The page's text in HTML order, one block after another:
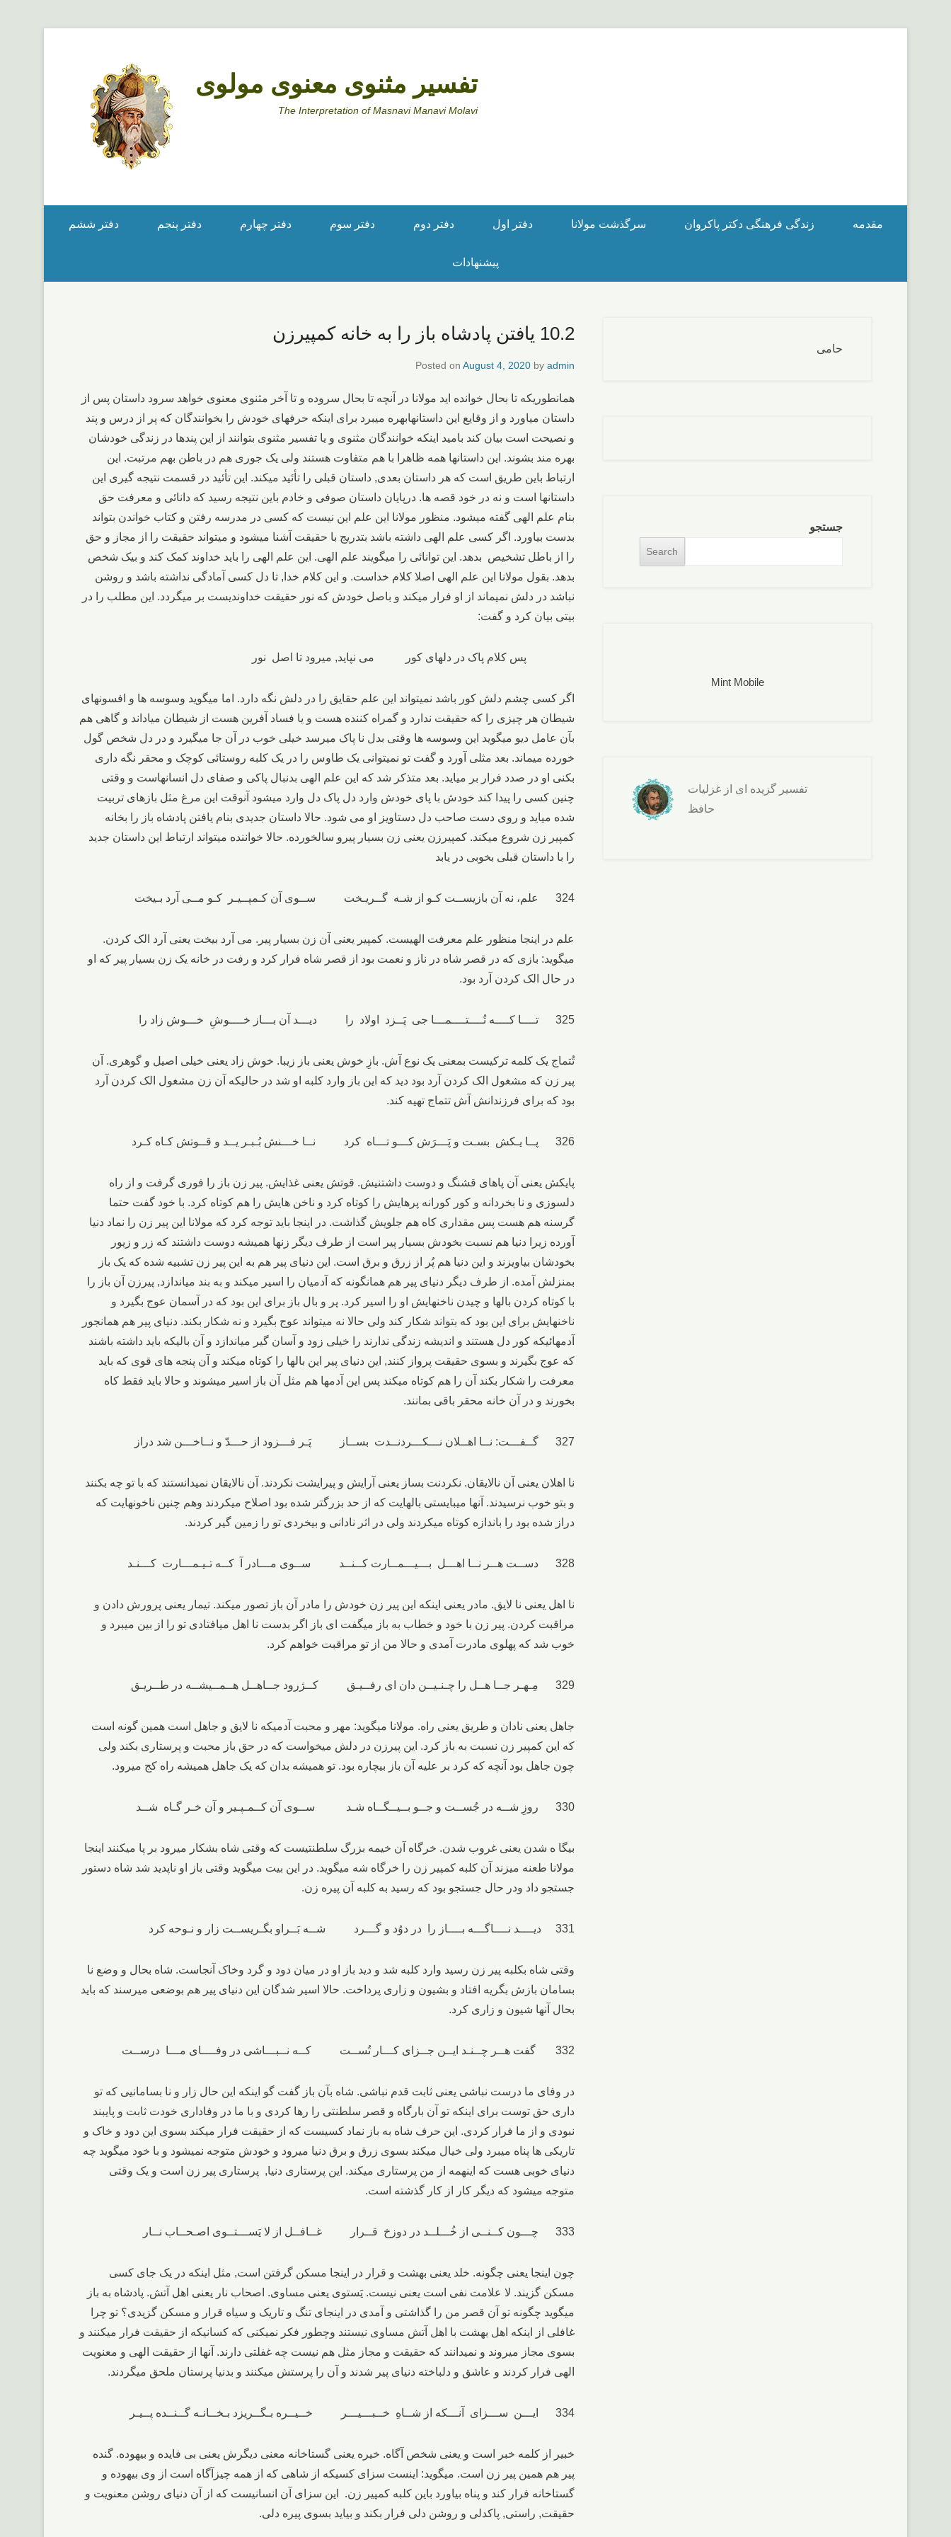
تفسیر مثنوی معنوی مولوی
The Interpretation of Masnavi Manavi Molavi
مقدمه زندگی فرهنگی دکتر پاکروان سرگذشت مولانا دفتر اول دفتر دوم دفتر سوم دفتر چهارم دفتر پنجم دفتر ششم
پیشنهادات
10.2 یافتن پادشاه باز را به خانه کمپیرزن
Posted on August 4, 2020 by admin
همانطوریکه تا بحال خوانده اید مولانا در آنچه تا بحال سروده و تا آخر مثنوی معنوی خواهد سرود داستان پس از
داستان میاورد و از وقایع این داستانهابهره میبرد برای اینکه حرفهای خودش را بخوانندگان که پر از درس و پند
و نصیحت است بیان کند بامید اینکه خوانندگان مثنوی و یا تفسیر مثنوی بتوانند از این پندها در زندگی خودشان
بهره مند بشوند. این داستانها همه ظاهرا با هم متفاوت هستند ولی یک جوری هم در باطن بهم مرتبت. این
ارتباط باین طریق است که هر داستان بعدی, داستان قبلی را تأئید میکند. این تأئید در قسمت نتیجه گیری این
داستانها است و نه در خود قصه ها. درپایان داستان صوفی و خادم باین نتیجه رسید که دانائی و معرفت حق
بنام علم الهی گفته میشود. منظور مولانا این علم این نیست که کسی در مدرسه رفتن و کتاب خواندن بتواند
بدست بیاورد. اگر کسی علم الهی داشته باشد بتدریج با حقیقت آشنا میشود و میتواند حقیقت را از مجاز و حق
را از باطل تشخیص بدهد. این توانائی را میگویند علم الهی. این علم الهی را باید خداوند کمک کند و بیک شخص
بدهد. بقول مولانا این علم الهی اصلا کلام خداست. و این کلام خدا, تا دل کسی آمادگی نداشته باشد و روشن
نباشد در دلش نمیماند از او فرار میکند و باصل خودش که نور حقیقت خداوندیست بر میگردد. این مطلب را در
بیتی بیان کرد و گفت:
پس کلام پاک در دلهای کور می نپاید, میرود تا اصل نور
اگر کسی چشم دلش کور باشد نمیتواند این علم حقایق را در دلش نگه دارد. اما میگوید وسوسه ها و افسونهای
شیطان هر چیزی را که حقیقت ندارد و گمراه کننده هست و یا فساد آفرین هست از شیطان میاداند و گاهی هم
بآن عامل دیو میگوید این وسوسه ها وقتی بدل نا پاک میرسد خیلی خوب در آن جا میگیرد و در دل شخص گول
خورده میماند. بعد مثلی آورد و گفت تو نمیتوانی یک طاوس را در یک کلبه روستائی کوچک و محقر نگه داری
بکنی او در صدد فرار بر میاید. بعد متذکر شد که این علم الهی بدنبال پاکی و صفای دل انسانهاست و وقتی
چنین کسی را پیدا کند خودش با پای خودش وارد دل پاک دل وارد میشود آنوقت این مرغ مثل بازهای تربیت
شده میاید و روی دست صاحب دل دستاویز او می شود. حالا داستان جدیدی بنام یافتن پادشاه باز را بخانه
کمپیر زن شروع میکند. کمپیرزن یعنی زن بسیار پیرو سالخورده. حالا خواننده میتواند ارتباط این داستان جدید
را با داستان قبلی بخوبی در یابد
324 علم، نه آن بازیســت کـو از شـه گــریـخت ســوی آن کـمپــیـر کـو مــی آرد بـیخت
علم در اینجا منظور علم معرفت الهیست. کمپیر یعنی آن زن بسیار پیر. می آرد بیخت یعنی آرد الک کردن.
میگوید: بازی که در قصر شاه در ناز و نعمت بود از قصر شاه فرار کرد و رفت در خانه یک زن بسیار پیر که او
در حال الک کردن آرد بود.
325 تــــا کــــه تُــــتــــمـــا جی پَــزد اولاد را دیـــد آن بـــاز خــــوشِ خـــوش زاد را
تُتماج یک کلمه ترکیست بمعنی یک نوع آش. بازِ خوش یعنی باز زیبا. خوش زاد یعنی خیلی اصیل و گوهری. آن
پیر زن که مشغول الک کردن آرد بود دید که این باز وارد کلبه او شد در حالیکه آن زن مشغول الک کردن آرد
بود که برای فرزندانش آش تتماج تهیه کند.
326 پــا یـکش بسـت و پَـــرَش کـــو تـــاه کرد نــا خـــنش بُـبـر یــد و قــوتش کـاه کـرد
پایکش یعنی آن پاهای قشنگ و دوست داشتنیش. قوتش یعنی غذایش. پیر زن باز را فوری گرفت و از راه
دلسوزی و نا بخردانه و کور کورانه پرهایش را کوتاه کرد و ناخن هایش را هم کوتاه کرد. با خود گفت حتما
گرسنه هم هست پس مقداری کاه هم جلویش گذاشت. در اینجا باید توجه کرد که مولانا این پیر زن را نماد دنیا
آورده زیرا دنیا هم نسبت بخودش بسیار پیر است از طرف دیگر زنها همیشه دوست داشتند که زر و زیور
بخودشان بیاویزند و این دنیا هم پُر از زرق و برق است. این دنیای پیر هم به این پیر زن تشبیه شده که یک باز
بمنزلش آمده. از طرف دیگر دنیای پیر هم همانگونه که آدمیان را اسیر میکند و به بند میاندازد, پیرزن آن باز را
با کوتاه کردن بالها و چیدن ناخنهایش او را اسیر کرد. پر و بال باز برای این بود که در آسمان عوج بگیرد و
ناخنهایش برای این بود که بتواند شکار کند ولی حالا نه میتواند عوج بگیرد و نه شکار بکند. دنیای پیر هم همانجور
آدمهائیکه کور دل هستند و اندیشه زندگی ندارند را خیلی زود و آسان گیر میاندازد و آن بالیکه باید داشته باشند
که عوج بگیرند و بسوی حقیقت پرواز کنند, این دنیای پیر این بالها را کوتاه میکند و آن پنجه های قوی که باید
معرفت را شکار بکند آن را هم کوتاه میکند پس این آدمها هم مثل آن باز اسیر میشوند و حالا باید فقط کاه
بخورند و در آن خانه محقر باقی بمانند.
327 گــفـــت: نــا اهــلان نـــکـــردنــدت بســاز پَـر فـــزود از حـــدّ و نــاخـــن شد دراز
نا اهلان یعنی آن نالایقان. نکردنت بساز یعنی آرایش و پیرایشت نکردند. آن نالایقان نمیدانستند که با تو چه بکنند
و بتو خوب نرسیدند. آنها میبایستی بالهایت که از حد بزرگتر شده بود اصلاح میکردند وهم چنین ناخونهایت که
دراز شده بود را باندازه کوتاه میکردند ولی در اثر نادانی و بیخردی تو را زمین گیر کردند.
328 دســت هــر نــا اهـــل بـــیـــمــارت کــنــد ســوی مـــادر آ کــه تـیـمـــارت کـــنـد
نا اهل یعنی نا لایق. مادر یعنی اینکه این پیر زن خودش را مادر آن باز تصور میکند. تیمار یعنی پرورش دادن و
مراقبت کردن. پیر زن با خود و خطاب به باز میگفت ای باز اگر بدست نا اهل میافتادی تو را از بین میبرد و
خوب شد که پهلوی مادرت آمدی و حالا من از تو مراقبت خواهم کرد.
329 مِـهـر جــا هــل را چـنـیــن دان ای رفــیـق کــژرود جــاهــل هــمــیشــه در طــریـق
جاهل یعنی نادان و طریق یعنی راه. مولانا میگوید: مهر و محبت آدمیکه نا لایق و جاهل است همین گونه است
که این کمپیر زن نسبت به باز کرد. این پیرزن در دلش میخواست که در حق باز محبت و پرستاری بکند ولی
چون جاهل بود آنچه که کرد بر علیه آن باز بیچاره بود. تو همیشه بدان که یک جاهل همیشه راه کج میرود.
330 روزِ شــه در جُســت و جــو بــیــگــاه شـد ســوی آن کــمـپـیر و آن خـر گـاه شــد
بیگا ه شدن یعنی غروب شدن. خرگاه آن خیمه بزرگ سلطنتیست که وقتی شاه بشکار میرود بر پا میکنند اینجا
مولانا طعنه میزند آن کلبه کمپیر زن را خرگاه شه میگوید. در این بیت میگوید وقتی باز او ناپدید شد شاه دستور
جستجو داد ودر حال جستجو بود که رسید به کلبه آن پیره زن.
331 دیــــد نــــاگـــه بــــاز را در دوُد و گـــرد شــه بَــراو بگـریســت زار و نـوحه کرد
وقتی شاه بکلبه پیر زن رسید وارد کلبه شد و دید باز او در میان دود و گرد وخاک آنجاست. شاه بحال و وضع نا
بسامان بازش بگریه افتاد و بشیون و زاری پرداخت. حالا اسیر شدگان این دنیای پیر هم بوضعی میرسند که باید
بحال آنها شیون و زاری کرد.
332 گفت هــر چــنـد ایــن جــزای کـــار تُســت کــه نــبـــاشی در وفــــای مـــا درســت
در وفای ما درست نباشی یعنی ثابت قدم نباشی. شاه بآن باز گفت گو اینکه این حال زار و نا بسامانیی که تو
داری حق توست برای اینکه تو آن بارگاه و قصر سلطنتی را رها کردی و با ما در وفاداری خودت ثابت و پایبند
نبودی و از ما فرار کردی. این حرف شاه به باز نماد کسیست که از حقیقت فرار میکند بسوی این دود و خاک و
تاریکی ها پناه میبرد ولی خیال میکند بسوی زرق و برق دنیا میرود و خودش متوجه نمیشود و با خود میگوید چه
دنیای خوبی هست که اینهمه از من پرستاری میکند. این پرستاری دنیا, پرستاری پیر زن است و یک وقتی
متوجه میشود که دیگر کار از کار گذشته است.
333 چـــون کــنــی از خُـــلــد در دوزخ قــرار غــافــل از لا یَســـتــوی اصـحــاب نــار
چون اینجا یعنی چگونه. خلد یعنی بهشت و قرار در اینجا مسکن گرفتن است, مثل اینکه در یک جای کسی
مسکن گزیند. لا علامت نفی است یعنی نیست. یَستوی یعنی مساوی. اصحاب نار یعنی اهل آتش. پادشاه به باز
میگوید چگونه تو آن قصر من را گذاشتی و آمدی در اینجای تنگ و تاریک و سیاه قرار و مسکن گزیدی؟ تو چرا
غافلی از اینکه اهل بهشت با اهل آتش مساوی نیستند وچطور فکر نمیکنی که کسانیکه از حقیقت فرار میکنند و
بسوی مجاز میروند و نمیدانند که حقیقت و مجاز مثل هم نیست چه غفلتی دارند. آنها از حقیقت الهی و معنویت
الهی فرار کردند و عاشق و دلباخته دنیای پیر شدند و آن را پرستش میکنند و بدنیا پرستان ملحق میگردند.
334 ایـــن ســـزای آنـــکه از شــاهِ خــبـــیـــر خــیــره بـگــریزد بـخــانـه گــنــده پــیـر
خبیر از کلمه خبر است و یعنی شخص آگاه. خیره یعنی گستاخانه معنی دیگرش یعنی بی فایده و بیهوده. گنده
پیر هم همین پیر زن است. میگوید: اینست سزای کسیکه از شاهی که از همه چیزآگاه است از وی بیهوده و
گستاخانه فرار کند و پناه بیاورد باین کلبه کمپیر زن. این سزای آن انسانیست که از آن دنیای روشن معنویت و
حقیقت, راستی, پاکدلی و روشن دلی فرار بکند و بیاید بسوی پیره دلی.
حامی
جستجو
Search
Mint Mobile
تفسير گزيده ای از غزليات
حافظ